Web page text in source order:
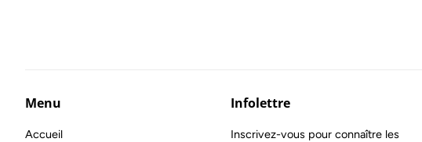
Menu
Accueil
Infolettre
Inscrivez-vous pour connaître les